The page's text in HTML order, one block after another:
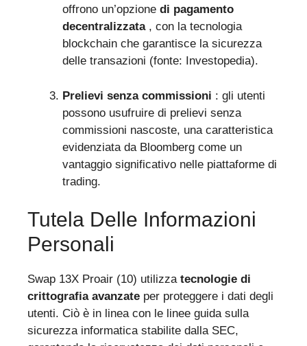
offrono un’opzione di pagamento
decentralizzata, con la tecnologia
blockchain che garantisce la sicurezza
delle transazioni (fonte: Investopedia).
Prelievi senza commissioni : gli utenti
possono usufruire di prelievi senza
commissioni nascoste, una caratteristica
evidenziata da Bloomberg come un
vantaggio significativo nelle piattaforme di
trading.
Tutela Delle Informazioni
Personali
Swap 13X Proair (10) utilizza tecnologie di
crittografia avanzate per proteggere i dati degli
utenti. Ciò è in linea con le linee guida sulla
sicurezza informatica stabilite dalla SEC,